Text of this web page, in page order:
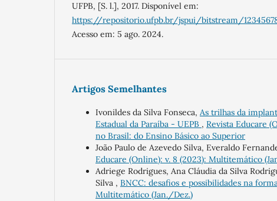
UFPB, [S. l.], 2017. Disponível em:
https://repositorio.ufpb.br/jspui/bitstream/
Acesso em: 5 ago. 2024.
Artigos Semelhantes
Ivonildes da Silva Fonseca, As trilhas da
Estadual da Paraíba - UEPB , Revista Educare
no Brasil: do Ensino Básico ao Superior
João Paulo de Azevedo Silva, Everaldo
Educare (Online): v. 8 (2023): Multitemático
Adriege Rodrigues, Ana Cláudia da Silva
Silva , BNCC: desafios e possibilidades na
Multitemático (Jan./Dez.)